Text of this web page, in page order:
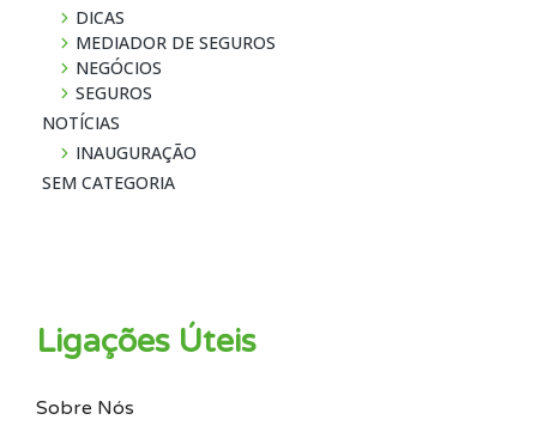
DICAS
MEDIADOR DE SEGUROS
NEGÓCIOS
SEGUROS
NOTÍ­CIAS
INAUGURAÇÃO
SEM CATEGORIA
Ligações Úteis
Sobre Nós